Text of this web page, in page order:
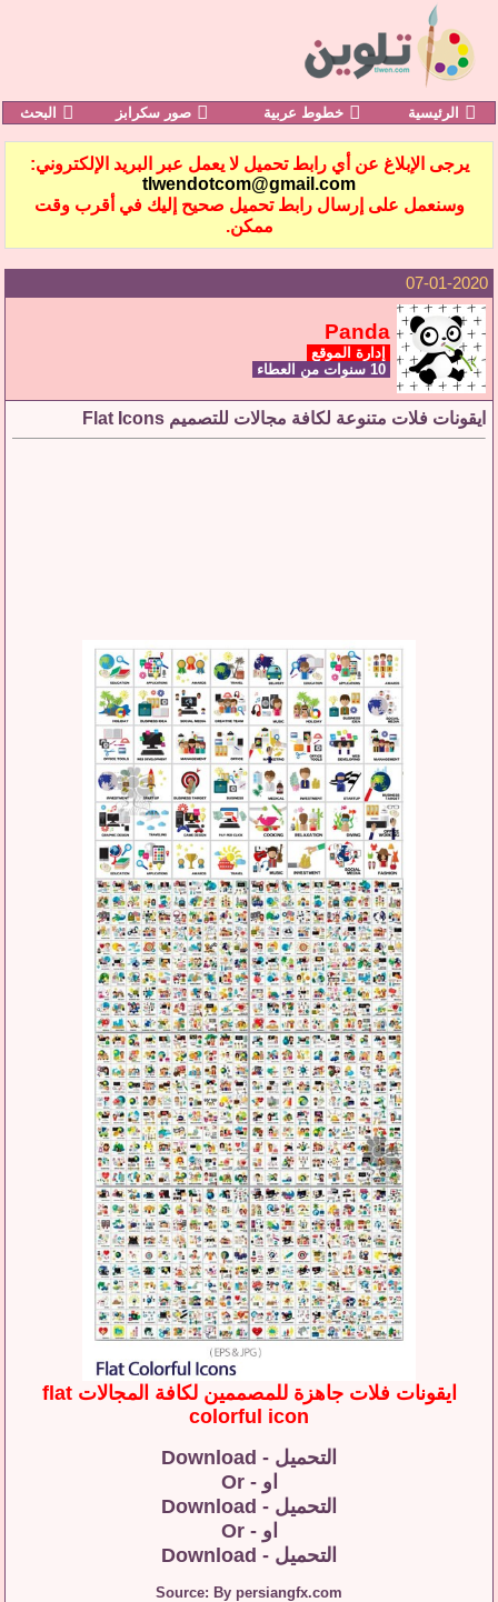
الرئيسية خطوط عربية صور سكرابز البحث
يرجى الإبلاغ عن أي رابط تحميل لا يعمل عبر البريد الإلكتروني:
tlwendotcom@gmail.com
وسنعمل على إرسال رابط تحميل صحيح إليك في أقرب وقت
ممكن.
07-01-2020
Panda
إدارة الموقع
ايقونات فلات متنوعة لكافة مجالات للتصميم Flat Icons
ايقونات فلات جاهزة للمصممين لكافة المجالات flat
colorful icon
التحميل - Download
او - Or
التحميل - Download
او - Or
التحميل - Download
Source: By persiangfx.com